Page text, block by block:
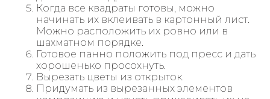
Когда все квадраты готовы, можно
начинать их вклеивать в картонный лист.
Можно расположить их ровно или в
шахматном порядке.
Готовое панно положить под пресс и дать
хорошенько просохнуть.
Вырезать цветы из открыток.
Придумать из вырезанных элементов